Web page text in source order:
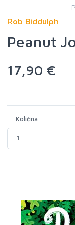
Rob Biddulph
Peanut
17,90 €
Količina